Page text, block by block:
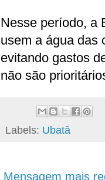
Nesse período, a
usem a água das
evitando gastos
não são
Labels: Ubatã
Mensagem mais